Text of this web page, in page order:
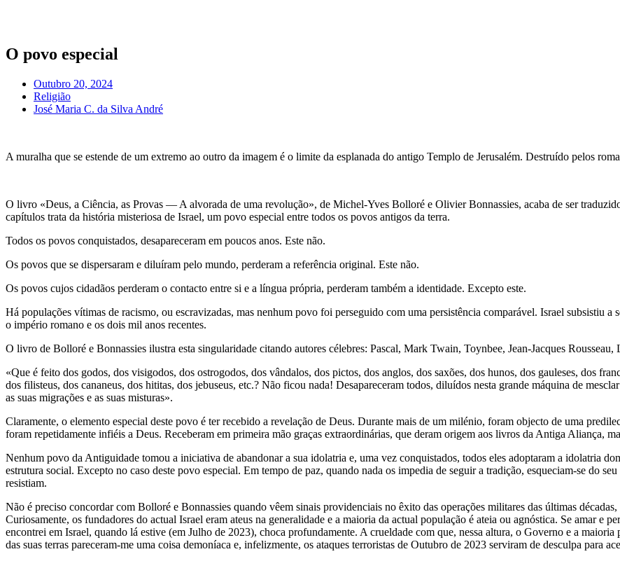
conteúdo
O povo especial
Outubro 20, 2024
Religião
José Maria C. da Silva André
A muralha que se estende de um extremo ao outro da imagem é o limite da esplanada do antigo Templo de Jerusalém. Destruído pelos
O livro «Deus, a Ciência, as Provas — A alvorada de uma revolução», de Michel-Yves Bolloré e Olivier Bonnassies, acaba de ser
capítulos trata da história misteriosa de Israel, um povo especial entre todos os povos antigos da terra.
Todos os povos conquistados, desapareceram em poucos anos. Este não.
Os povos que se dispersaram e diluíram pelo mundo, perderam a referência original. Este não.
Os povos cujos cidadãos perderam o contacto entre si e a língua própria, perderam também a identidade. Excepto este.
Há populações vítimas de racismo, ou escravizadas, mas nenhum povo foi perseguido com uma persistência comparável. Israel subsistiu
o império romano e os dois mil anos recentes.
O livro de Bolloré e Bonnassies ilustra esta singularidade citando autores célebres: Pascal, Mark Twain, Toynbee, Jean-Jacques
«Que é feito dos godos, dos visigodos, dos ostrogodos, dos vândalos, dos pictos, dos anglos, dos saxões, dos hunos, dos gauleses, dos
dos filisteus, dos cananeus, dos hititas, dos jebuseus, etc.? Não ficou nada! Desapareceram todos, diluídos nesta grande máquina de
as suas migrações e as suas misturas».
Claramente, o elemento especial deste povo é ter recebido a revelação de Deus. Durante mais de um milénio, foram objecto de uma
foram repetidamente infiéis a Deus. Receberam em primeira mão graças extraordinárias, que deram origem aos livros da Antiga Aliança,
Nenhum povo da Antiguidade tomou a iniciativa de abandonar a sua idolatria e, uma vez conquistados, todos eles adoptaram a idolatria
estrutura social. Excepto no caso deste povo especial. Em tempo de paz, quando nada os impedia de seguir a tradição, esqueciam-se do
resistiam.
Não é preciso concordar com Bolloré e Bonnassies quando vêem sinais providenciais no êxito das operações militares das últimas
Curiosamente, os fundadores do actual Israel eram ateus na generalidade e a maioria da actual população é ateia ou agnóstica. Se amar e
encontrei em Israel, quando lá estive (em Julho de 2023), choca profundamente. A crueldade com que, nessa altura, o Governo e a
das suas terras pareceram-me uma coisa demoníaca e, infelizmente, os ataques terroristas de Outubro de 2023 serviram de desculpa para